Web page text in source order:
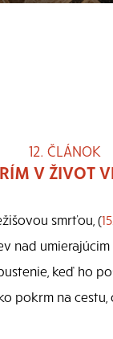
12. ČLÁNOK
V ŽIVOT
smrťou, (
nad
keď ho
pokrm na